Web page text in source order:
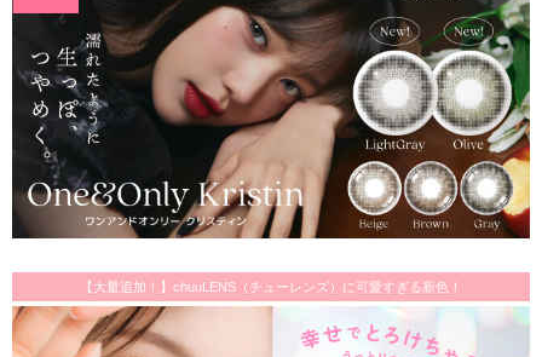
【大量追加！】chuuLENS（チューレンズ）に可愛すぎる新色！